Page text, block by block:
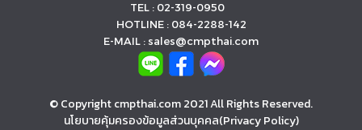
TEL : 02-319-0950
HOTLINE : 084-2288-142
E-MAIL : sales@cmpthai.com
© Copyright cmpthai.com 2021 All Rights Reserved.
นโยบายคุ้มครองข้อมูลส่วนบุคคล(Privacy Policy)